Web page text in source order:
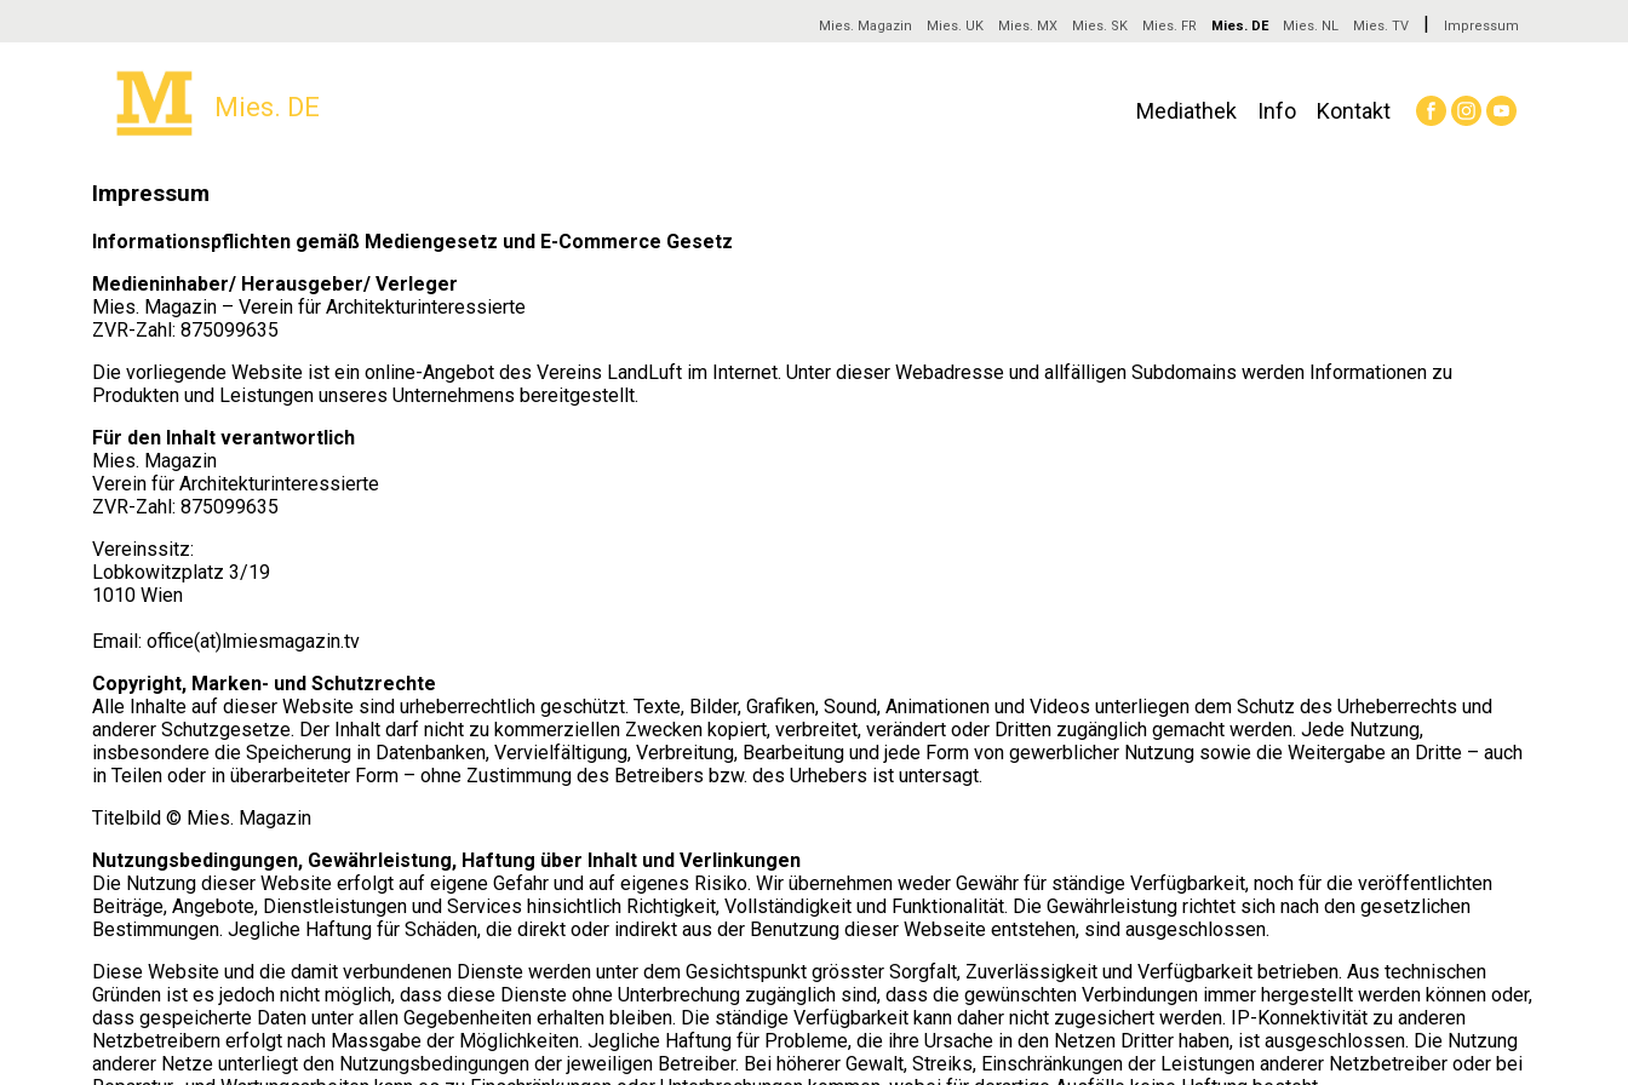
Mies. Magazin Mies. UK Mies. MX Mies. SK Mies. FR Mies. DE Mies. NL Mies. TV | Impressum
Mies. DE
MainMediathek Info Kontakt
Impressum
Informationspflichten gemäß Mediengesetz und E-Commerce Gesetz
Medieninhaber/ Herausgeber/ Verleger
Mies. Magazin – Verein für Architekturinteressierte
ZVR-Zahl: 875099635
Die vorliegende Website ist ein online-Angebot des Vereins LandLuft im Internet. Unter dieser Webadresse und allfälligen Subdomains werden Informationen zu
Produkten und Leistungen unseres Unternehmens bereitgestellt.
Für den Inhalt verantwortlich
Mies. Magazin
Verein für Architekturinteressierte
ZVR-Zahl: 875099635
Vereinssitz:
Lobkowitzplatz 3/19
1010 Wien
Email: office(at)lmiesmagazin.tv
Copyright, Marken- und Schutzrechte
Alle Inhalte auf dieser Website sind urheberrechtlich geschützt. Texte, Bilder, Grafiken, Sound, Animationen und Videos unterliegen dem Schutz des Urheberrechts und
anderer Schutzgesetze. Der Inhalt darf nicht zu kommerziellen Zwecken kopiert, verbreitet, verändert oder Dritten zugänglich gemacht werden. Jede Nutzung,
insbesondere die Speicherung in Datenbanken, Vervielfältigung, Verbreitung, Bearbeitung und jede Form von gewerblicher Nutzung sowie die Weitergabe an Dritte – auch
in Teilen oder in überarbeiteter Form – ohne Zustimmung des Betreibers bzw. des Urhebers ist untersagt.
Titelbild © Mies. Magazin
Nutzungsbedingungen, Gewährleistung, Haftung über Inhalt und Verlinkungen
Die Nutzung dieser Website erfolgt auf eigene Gefahr und auf eigenes Risiko. Wir übernehmen weder Gewähr für ständige Verfügbarkeit, noch für die veröffentlichten
Beiträge, Angebote, Dienstleistungen und Services hinsichtlich Richtigkeit, Vollständigkeit und Funktionalität. Die Gewährleistung richtet sich nach den gesetzlichen
Bestimmungen. Jegliche Haftung für Schäden, die direkt oder indirekt aus der Benutzung dieser Webseite entstehen, sind ausgeschlossen.
Diese Website und die damit verbundenen Dienste werden unter dem Gesichtspunkt grösster Sorgfalt, Zuverlässigkeit und Verfügbarkeit betrieben. Aus technischen
Gründen ist es jedoch nicht möglich, dass diese Dienste ohne Unterbrechung zugänglich sind, dass die gewünschten Verbindungen immer hergestellt werden können oder,
dass gespeicherte Daten unter allen Gegebenheiten erhalten bleiben. Die ständige Verfügbarkeit kann daher nicht zugesichert werden. IP-Konnektivität zu anderen
Netzbetreibern erfolgt nach Massgabe der Möglichkeiten. Jegliche Haftung für Probleme, die ihre Ursache in den Netzen Dritter haben, ist ausgeschlossen. Die Nutzung
anderer Netze unterliegt den Nutzungsbedingungen der jeweiligen Betreiber. Bei höherer Gewalt, Streiks, Einschränkungen der Leistungen anderer Netzbetreiber oder bei